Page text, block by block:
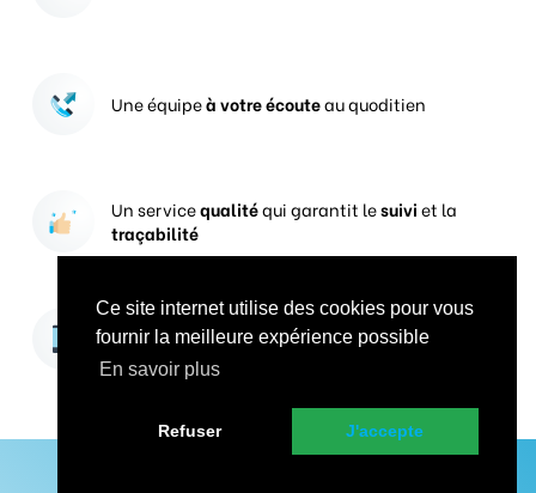
Ce site internet utilise des cookies pour vous
fournir la meilleure expérience possible
En savoir plus
Refuser J'accepte
Une équipeà votre écouteau quoditien
Un servicequalitéqui garantit lesuiviet la
traçabilité
Vos prises de commandesouvertes 24h/24